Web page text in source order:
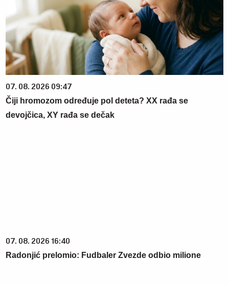
07. 08. 2026 09:47
Čiji hromozom određuje pol deteta? XX rađa se
devojčica, XY rađa se dečak
07. 08. 2026 16:40
Radonjić prelomio: Fudbaler Zvezde odbio milione